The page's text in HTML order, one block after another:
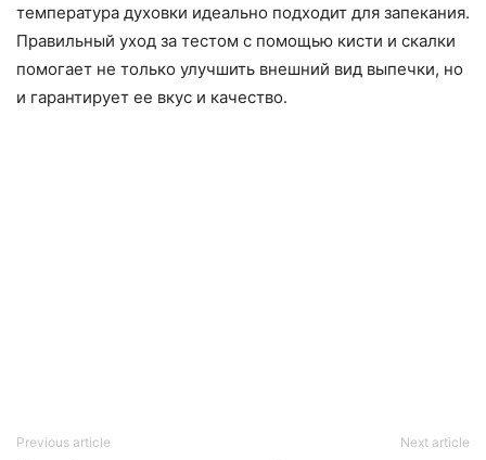
температура духовки идеально подходит для запекания.
Правильный уход за тестом с помощью кисти и скалки
помогает не только улучшить внешний вид выпечки, но
и гарантирует ее вкус и качество.
Previous article Next article